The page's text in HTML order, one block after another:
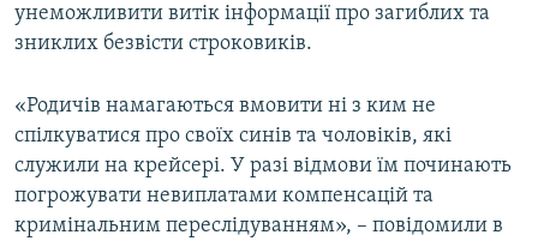
унеможливити витік інформації про загиблих та
зниклих безвісти строковиків.
«Родичів намагаються вмовити ні з ким не
спілкуватися про своїх синів та чоловіків, які
служили на крейсері. У разі відмови їм починають
погрожувати невиплатами компенсацій та
кримінальним переслідуванням», – повідомили в